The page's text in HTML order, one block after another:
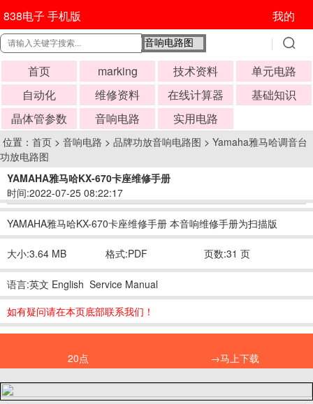
838电子 手机版 我的
首页 marking 技术资料
单元电路
自动化
维修资料 在线计算器
基础知识
晶体管参数
音响电路 实用电路
位置： 首页 > 音响电路 > 品牌功放音响电路图 > Yamaha雅马哈调音台
功放电路图
YAMAHA雅马哈KX-670卡座维修手册
时间:2022-07-25 08:22:17
YAMAHA雅马哈KX-670卡座维修手册 本音响维修手册为扫描版
大小:3.64 MB 格式:PDF 页数:31 页
语言:英文 English Service Manual
如有疑问请在本页底部联系我们！
20点 →马上下载